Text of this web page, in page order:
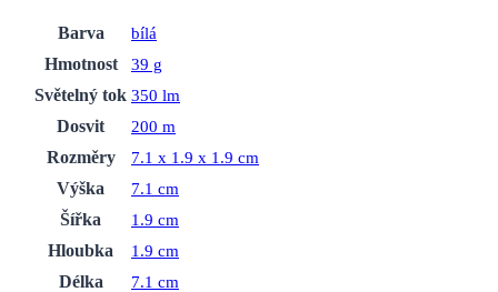
Barva
bílá
Hmotnost
39 g
Světelný tok 350 lm
Dosvit
200 m
Rozměry
7.1 x 1.9 x 1.9 cm
Výška
7.1 cm
Šířka
1.9 cm
Hloubka
1.9 cm
Délka
7.1 cm